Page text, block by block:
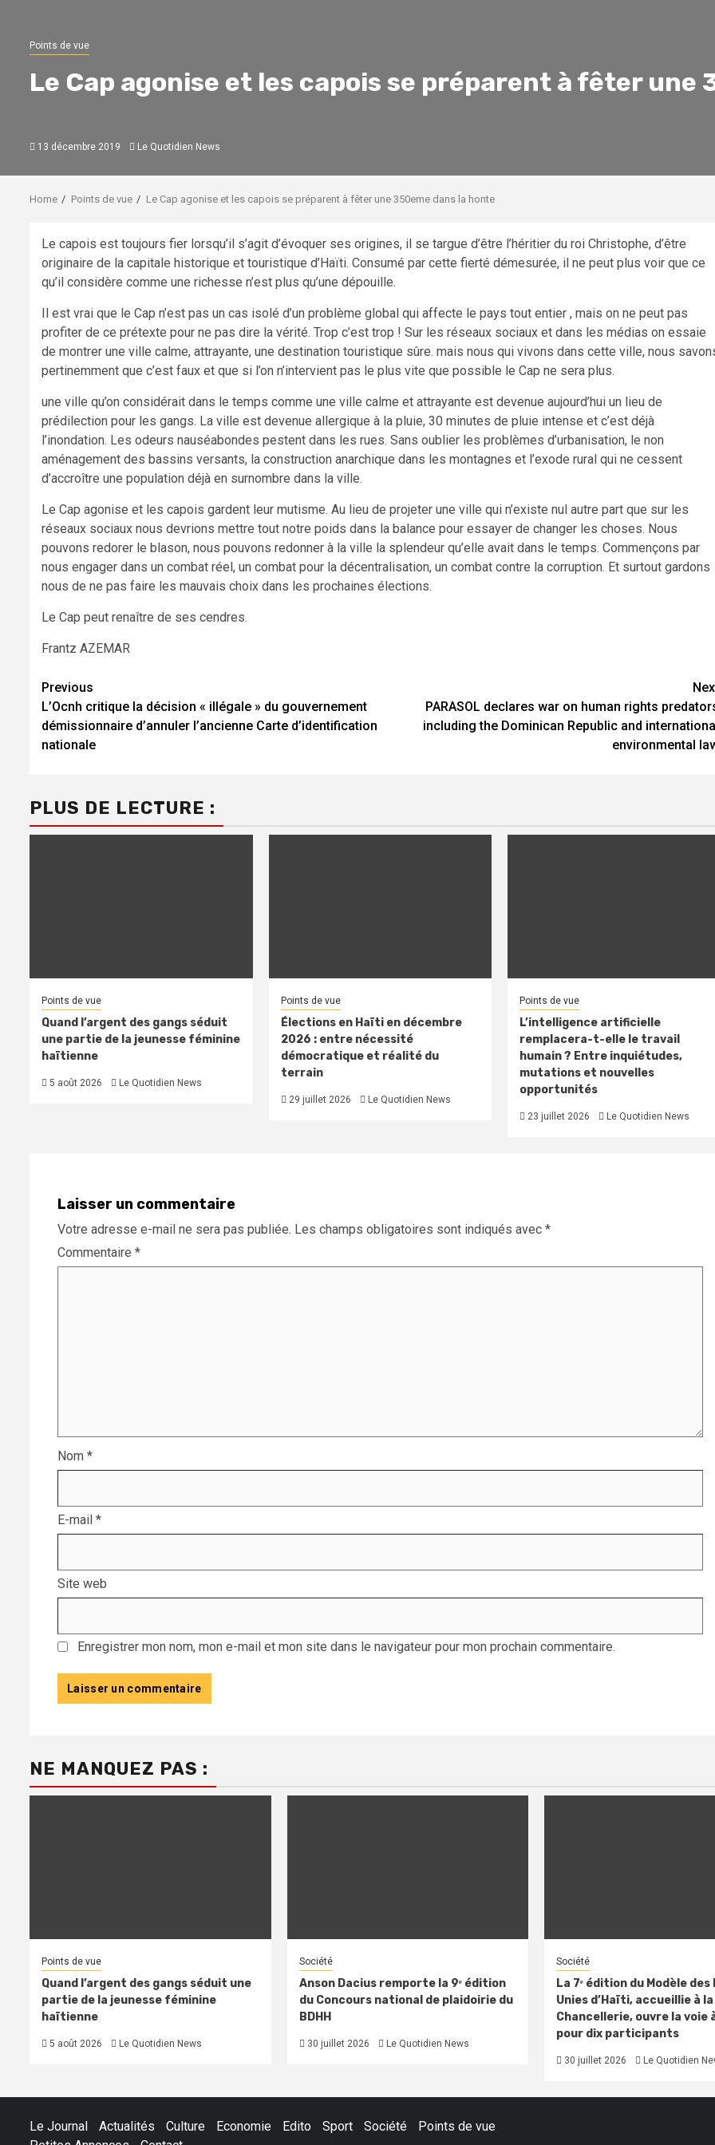
Points de vue
Le Cap agonise et les capois se préparent à fêter une
13 décembre 2019 Le Quotidien News
Home Points de vue Le Cap agonise et les capois se préparent à fêter une 350eme dans la honte
Le capois est toujours fier lorsqu’il s’agit d’évoquer ses origines, il se targue d’être l’héritier du roi Christophe, d’être
originaire de la capitale historique et touristique d’Haïti. Consumé par cette fierté démesurée, il ne peut plus voir que ce
qu’il considère comme une richesse n’est plus qu’une dépouille.
Il est vrai que le Cap n’est pas un cas isolé d’un problème global qui affecte le pays tout entier , mais on ne peut pas
profiter de ce prétexte pour ne pas dire la vérité. Trop c’est trop ! Sur les réseaux sociaux et dans les médias on essaie
de montrer une ville calme, attrayante, une destination touristique sûre. mais nous qui vivons dans cette ville, nous
pertinemment que c’est faux et que si l’on n’intervient pas le plus vite que possible le Cap ne sera plus.
une ville qu’on considérait dans le temps comme une ville calme et attrayante est devenue aujourd’hui un lieu de
prédilection pour les gangs. La ville est devenue allergique à la pluie, 30 minutes de pluie intense et c’est déjà
l’inondation. Les odeurs nauséabondes pestent dans les rues. Sans oublier les problèmes d’urbanisation, le non
aménagement des bassins versants, la construction anarchique dans les montagnes et l’exode rural qui ne cessent
d’accroître une population déjà en surnombre dans la ville.
Le Cap agonise et les capois gardent leur mutisme. Au lieu de projeter une ville qui n’existe nul autre part que sur les
réseaux sociaux nous devrions mettre tout notre poids dans la balance pour essayer de changer les choses. Nous
pouvons redorer le blason, nous pouvons redonner à la ville la splendeur qu’elle avait dans le temps. Commençons par
nous engager dans un combat réel, un combat pour la décentralisation, un combat contre la corruption. Et surtout gardons
nous de ne pas faire les mauvais choix dans les prochaines élections.
Le Cap peut renaître de ses cendres.
Frantz AZEMAR
Continue
Reading
Previous
L’Ocnh critique la décision « illégale » du gouvernement
démissionnaire d’annuler l’ancienne Carte d’identification
nationale
PARASOL declares war on human rights
including the Dominican Republic and
environmental
PLUS DE LECTURE :
Points de vue
Quand l’argent des gangs séduit
une partie de la jeunesse féminine
haïtienne
5 août 2026 Le Quotidien News
Points de vue
Élections en Haïti en décembre
2026 : entre nécessité
démocratique et réalité du
terrain
29 juillet 2026 Le Quotidien News
Points de vue
L’intelligence artificielle
remplacera-t-elle le travail
humain ? Entre inquiétudes,
mutations et nouvelles
opportunités
23 juillet 2026 Le Quotidien News
Laisser un commentaire
Votre adresse e-mail ne sera pas publiée. Les champs obligatoires sont indiqués avec *
Commentaire *
Nom *
E-mail *
Site web
Enregistrer mon nom, mon e-mail et mon site dans le navigateur pour mon prochain commentaire.
NE MANQUEZ PAS :
Points de vue
Quand l’argent des gangs séduit une
partie de la jeunesse féminine
haïtienne
5 août 2026 Le Quotidien News
Société
Anson Dacius remporte la 9ᵉ édition
du Concours national de plaidoirie du
BDHH
30 juillet 2026 Le Quotidien News
Société
La 7ᵉ édition du Modèle
Unies d’Haïti, accueillie à la
Chancellerie, ouvre la voie
pour dix participants
30 juillet 2026 Le Quotidien
Le Journal Actualités Culture Economie Edito Sport Société
Points de vue